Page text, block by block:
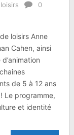
0
loisirs Anne
Cahen, ainsi
de 5 à 12 ans
Le programme,
et identité